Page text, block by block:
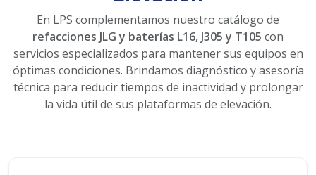
En LPS complementamos nuestro catálogo de
refacciones JLG y baterías L16, J305 y T105 con
servicios especializados para mantener sus equipos en
óptimas condiciones. Brindamos diagnóstico y asesoría
técnica para reducir tiempos de inactividad y prolongar
la vida útil de sus plataformas de elevación.